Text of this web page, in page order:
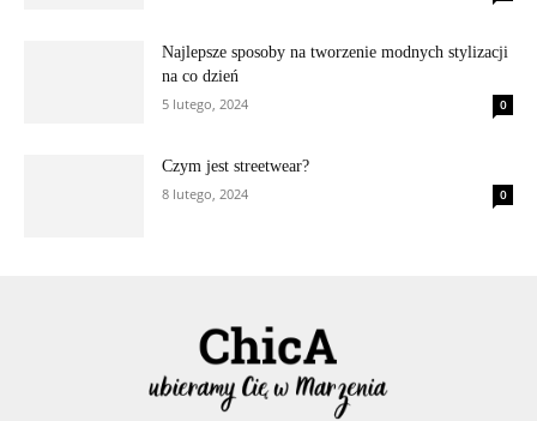
Najlepsze sposoby na tworzenie modnych stylizacji
na co dzień
5 lutego, 2024
0
Czym jest streetwear?
8 lutego, 2024
0